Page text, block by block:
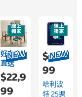
好市多
直送
$22,9
99
$4,0
99
哈利波
特 25週